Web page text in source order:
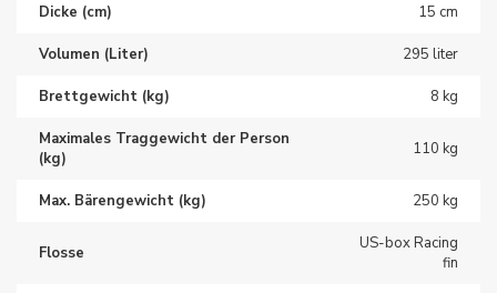
Dicke (cm) 15 cm
Volumen (Liter) 295 liter
Brettgewicht (kg) 8 kg
Maximales Traggewicht der Person
(kg)
110 kg
Max. Bärengewicht (kg) 250 kg
Flosse
US-box Racing
fin